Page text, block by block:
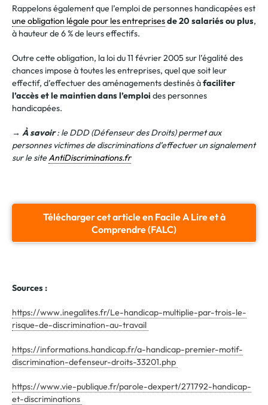
Rappelons également que l’emploi de personnes handicapées est
une obligation légale pour les entreprisesde 20 salariés ou plus,
à hauteur de 6 % de leurs effectifs.
Outre cette obligation, la loi du 11 février 2005 sur l’égalité des
chances impose à toutes les entreprises, quel que soit leur
effectif, d’effectuer des aménagements destinés àfaciliter
l’accès et le maintien dans l’emploi des personnes
handicapées.
→ À savoir: le DDD (Défenseur des Droits) permet aux
personnes victimes de discriminations d’effectuer un signalement
sur le siteAntiDiscriminations.fr
Télécharger cet article en Facile A Lire et à
Comprendre (FALC)
Sources :
https://www.inegalites.fr/Le-handicap-multiplie-par-trois-le-
risque-de-discrimination-au-travail
https://informations.handicap.fr/a-handicap-premier-motif-
discrimination-defenseur-droits-33201.php
https://www.vie-publique.fr/parole-dexpert/271792-handicap-
et-discriminations